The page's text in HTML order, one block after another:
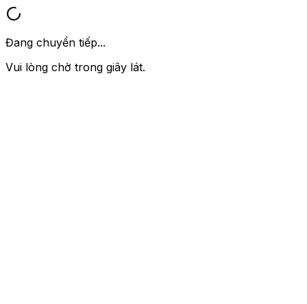
Đang chuyển tiếp...
Vui lòng chờ trong giây lát.